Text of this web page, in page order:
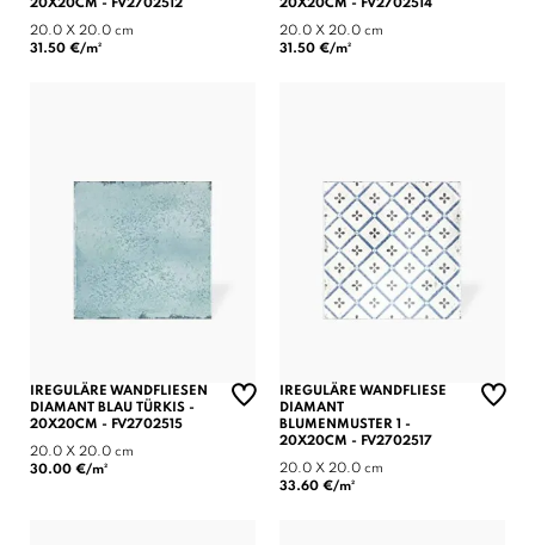
20X20CM - FV2702512
20.0 X 20.0 cm
31.50 €/m²
20X20CM - FV2702514
20.0 X 20.0 cm
31.50 €/m²
IREGULÄRE WANDFLIESEN
DIAMANT BLAU TÜRKIS -
20X20CM - FV2702515
20.0 X 20.0 cm
30.00 €/m²
IREGULÄRE WANDFLIESE
DIAMANT
BLUMENMUSTER 1 -
20X20CM - FV2702517
20.0 X 20.0 cm
33.60 €/m²